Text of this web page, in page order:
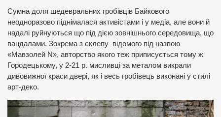
Сумна доля шедевральних гробівців Байкового
неодноразово піднімалася активістами і у медіа, але вони й
надалі руйнуються що під дією зовнішнього середовища, що
вандалами. Зокрема з склепу відомого під назвою
«Мавзолей N», авторство якого теж приписується тому ж
Городецькому, у 2-21 р. мисливці за металом викрали
дивовижної краси двері, як і весь гробівець виконані у стилі
арт-деко.